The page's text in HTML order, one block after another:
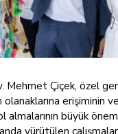
Mehmet Çiçek, özel
erişiminin
büyük önem
yürütülen